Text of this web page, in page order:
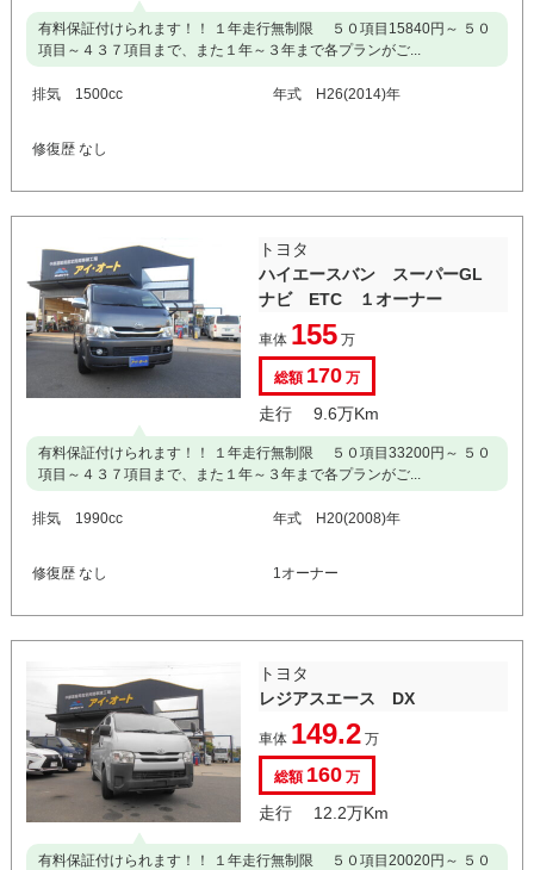
有料保証付けられます！！ １年走行無制限 ５０項目15840円～ ５０
項目～４３７項目まで、また１年～３年まで各プランがご...
排気 1500cc 年式 H26(2014)年
修復歴 なし
トヨタ
ハイエースバン スーパーGL
ナビ ETC １オーナー
車体 155万
総額 170万
走行 9.6万Km
有料保証付けられます！！ １年走行無制限 ５０項目33200円～ ５０
項目～４３７項目まで、また１年～３年まで各プランがご...
排気 1990cc 年式 H20(2008)年
修復歴 なし 1オーナー
トヨタ
レジアスエース DX
車体 149.2万
総額 160万
走行 12.2万Km
有料保証付けられます！！ １年走行無制限 ５０項目20020円～ ５０